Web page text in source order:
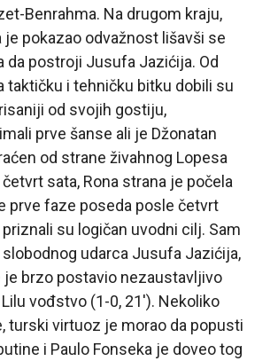
Benrahma. Na drugom kraju,
je pokazao odvažnost lišavši se
da postroji Jusufa Jazićija. Od
taktičku i tehničku bitku dobili su
od svojih gostiju,
prve šanse ali je Džonatan
od strane živahnog Lopesa
četvrt sata, Rona strana je počela
prve faze poseda posle četvrt
priznali su logičan uvodni cilj. Sam
udarca Jusufa Jazićija,
je brzo postavio nezaustavljivo
vođstvo (1-0, 21′). Nekoliko
turski virtuoz je morao da popusti
i Paulo Fonseka je doveo tog